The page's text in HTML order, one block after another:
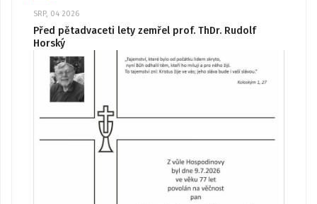
SRP, 04 2026
Před pětadvaceti lety zemřel prof. ThDr. Rudolf
Horský